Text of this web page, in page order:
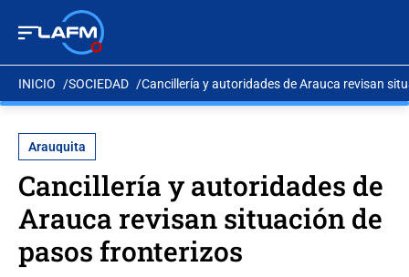
INICIO SOCIEDAD Cancillería y autoridades de Arauca revisan
Arauquita
Cancillería y autoridades de
Arauca revisan situación de
pasos fronterizos